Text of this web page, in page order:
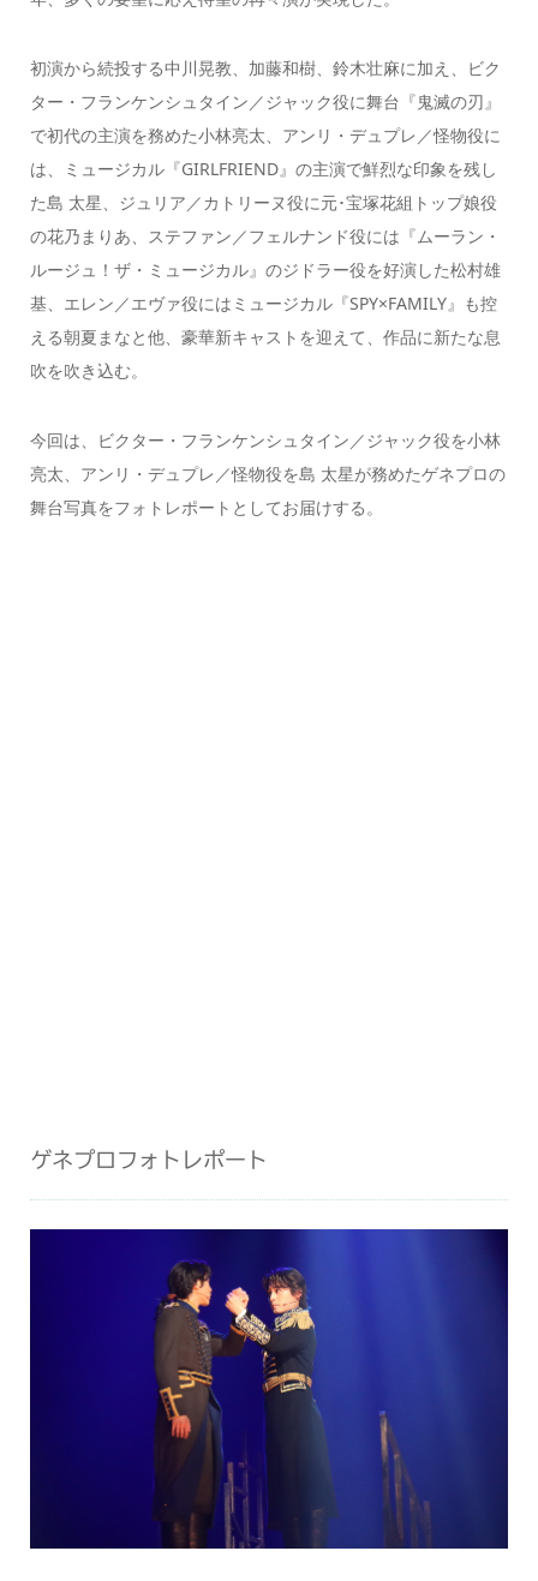
初演から続投する中川晃教、加藤和樹、鈴木壮麻に加え、ビク
ター・フランケンシュタイン／ジャック役に舞台『鬼滅の刃』
で初代の主演を務めた小林亮太、アンリ・デュプレ／怪物役に
は、ミュージカル『GIRLFRIEND』の主演で鮮烈な印象を残し
た島 太星、ジュリア／カトリーヌ役に元･宝塚花組トップ娘役
の花乃まりあ、ステファン／フェルナンド役には『ムーラン・
ルージュ！ザ・ミュージカル』のジドラー役を好演した松村雄
基、エレン／エヴァ役にはミュージカル『SPY×FAMILY』も控
える朝夏まなと他、豪華新キャストを迎えて、作品に新たな息
吹を吹き込む。
今回は、ビクター・フランケンシュタイン／ジャック役を小林
亮太、アンリ・デュプレ／怪物役を島 太星が務めたゲネプロの
舞台写真をフォトレポートとしてお届けする。
ゲネプロフォトレポート